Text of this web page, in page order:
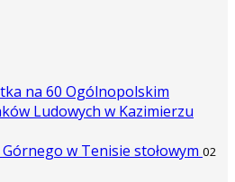
na 60 Ogólnopolskim
Ludowych w Kazimierzu
w Tenisie stołowym 02